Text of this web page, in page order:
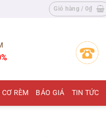
Giỏ hàng /0₫
RÈM BÁO GIÁ TIN TỨC